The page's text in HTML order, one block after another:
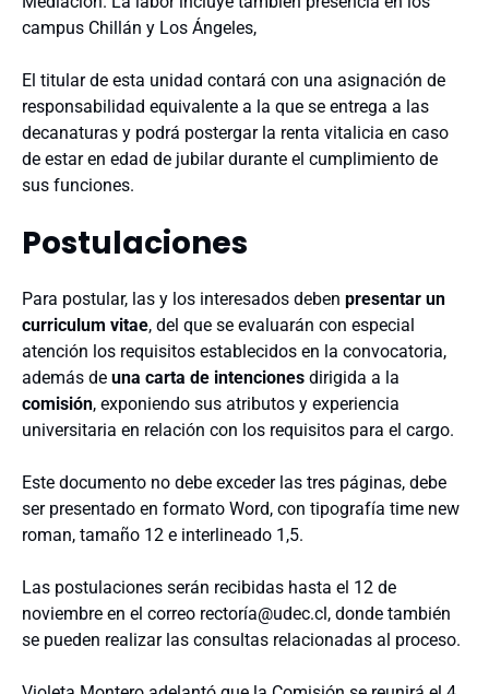
campus Chillán y Los Ángeles,
El titular de esta unidad contará con una asignación de
responsabilidad equivalente a la que se entrega a las
decanaturas y podrá postergar la renta vitalicia en caso
de estar en edad de jubilar durante el cumplimiento de
sus funciones.
Postulaciones
Para postular, las y los interesados deben presentar un
curriculum vitae, del que se evaluarán con especial
atención los requisitos establecidos en la convocatoria,
además de una carta de intenciones dirigida a la
comisión, exponiendo sus atributos y experiencia
universitaria en relación con los requisitos para el cargo.
Este documento no debe exceder las tres páginas, debe
ser presentado en formato Word, con tipografía time new
roman, tamaño 12 e interlineado 1,5.
Las postulaciones serán recibidas hasta el 12 de
noviembre en el correo rectoría@udec.cl, donde también
se pueden realizar las consultas relacionadas al proceso.